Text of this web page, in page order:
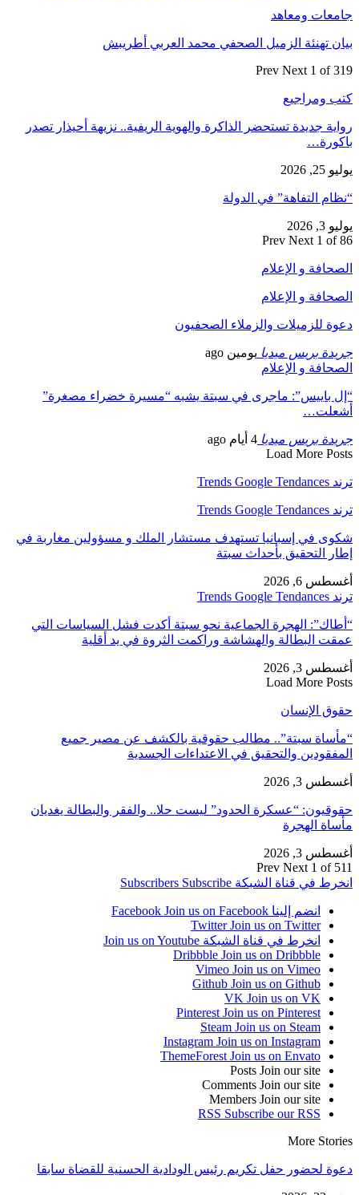
جامعات ومعاهد
بيان تهنئة الزميل الصحفي محمد العربي أطريبش
Prev Next 1 of 319
كتب ومراجيع
رواية جديدة تستحضر الذاكرة والهوية الريفية.. نزيهة أحيذار تصدر
باكورة…
يوليو 25, 2026
“نظام التفاهة” في الدولة
يوليو 3, 2026
Prev Next 1 of 86
الصحافة و الإعلام
الصحافة و الإعلام
دعوة للزميلات والزملاء الصحفيون
جريدة بريس ميديا يومين ago
الصحافة و الإعلام
“إل باييس”: ماجرى في سبتة يشبه “مسيرة خضراء مصغرة”
أشعلت…
جريدة بريس ميديا 4 أيام ago
Load More Posts
ترند Trends Google Tendances
ترند Trends Google Tendances
شكوى في إسبانيا تستهدف مستشار الملك و مسؤولين مغاربة في
إطار التحقيق بأحداث سبتة
أغسطس 6, 2026
ترند Trends Google Tendances
“أطاك”: الهجرة الجماعية نحو سبتة أكدت فشل السياسات التي
عمقت البطالة والهشاشة وراكمت الثروة في يد أقلية
أغسطس 3, 2026
Load More Posts
حقوق الإنسان
“مأساة سبتة”.. مطالب حقوقية بالكشف عن مصير جميع
المفقودين والتحقيق في الاعتداءات الجسدية
أغسطس 3, 2026
حقوقيون: “عسكرة الحدود” ليست حلا.. والفقر والبطالة يغديان
مأساة الهجرة
أغسطس 3, 2026
Prev Next 1 of 511
انخرط في قناة الشبكة
Subscribers Subscribe
انضم إلينا Facebook Join us on Facebook
Twitter Join us on Twitter
انخرط في قناة الشبكة Join us on Youtube
Dribbble Join us on Dribbble
Vimeo Join us on Vimeo
Github Join us on Github
VK Join us on VK
Pinterest Join us on Pinterest
Steam Join us on Steam
Instagram Join us on Instagram
ThemeForest Join us on Envato
Posts Join our site
Comments Join our site
Members Join our site
RSS Subscribe our RSS
More Stories
دعوة لحضور حفل تكريم رئيس الودادية الحسنية للقضاة سابقا